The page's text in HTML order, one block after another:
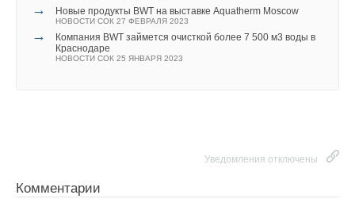
→ Новые продукты BWT на выставке Aquatherm Moscow
НОВОСТИ СОК 27 ФЕВРАЛЯ 2023
→
Компания BWT займется очисткой более 7 500 м3 воды в
Краснодаре
НОВОСТИ СОК 25 ЯНВАРЯ 2023
Уведомления отключены
Комментарии
ИСТОЧНИК: ТАСС
Читайте по теме:
НОВОСТИ СОК 4 АВГУСТА 2026